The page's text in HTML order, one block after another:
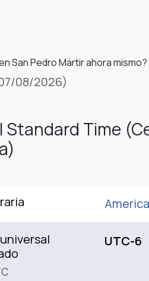
San Pedro Mártir ahora mismo?
08/2026)
Standard Time
UTC-6